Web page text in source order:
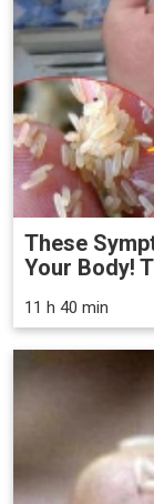
These
Your Body!
11 h 40 min